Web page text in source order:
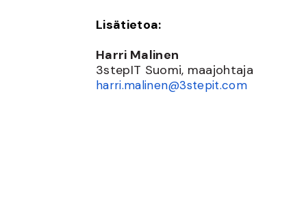
Lisätietoa:
Harri Malinen
3stepIT Suomi, maajohtaja
harri.malinen@3stepit.com